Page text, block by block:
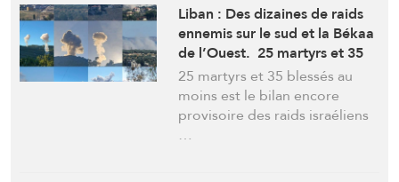
Liban : Des dizaines de raids
ennemis sur le sud et la Békaa
de l’Ouest. 25 martyrs et 35
blessés depuis ce matin
25 martyrs et 35 blessés au
moins est le bilan encore
provisoire des raids israéliens
…